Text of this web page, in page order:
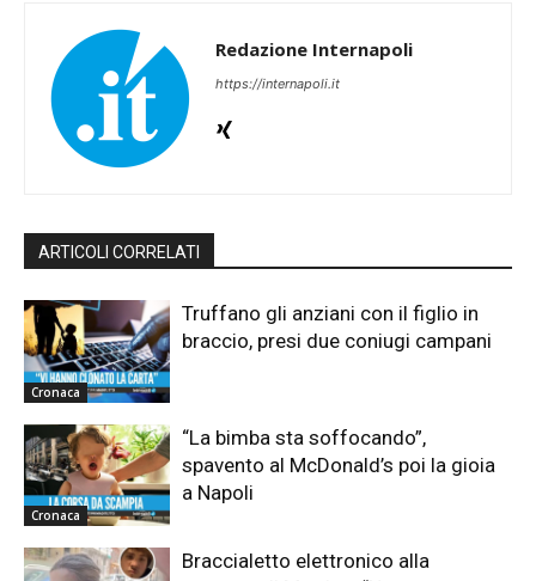
Redazione Internapoli
https://internapoli.it
ARTICOLI CORRELATI
Cronaca
Truffano gli anziani con il figlio in
braccio, presi due coniugi campani
Cronaca
“La bimba sta soffocando”,
spavento al McDonald’s poi la gioia
a Napoli
Braccialetto elettronico alla